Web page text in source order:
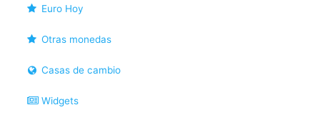
Euro Hoy
Otras monedas
Casas de cambio
Widgets